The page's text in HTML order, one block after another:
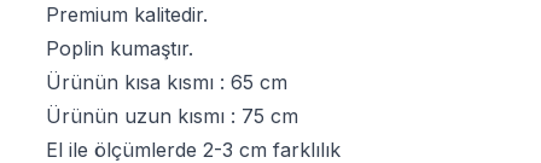
Premium kalitedir.
Poplin kumaştır.
Ürünün kısa kısmı : 65 cm
Ürünün uzun kısmı : 75 cm
El ile ölçümlerde 2-3 cm farklılık